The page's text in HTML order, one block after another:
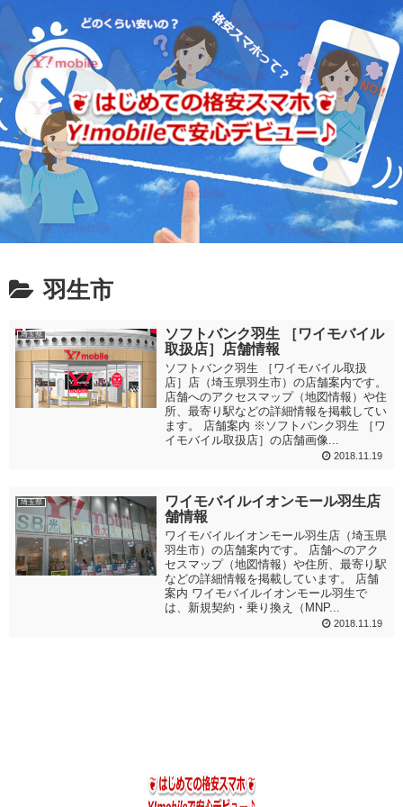
羽生市
埼玉県
ソフトバンク羽生 ［ワイモバイル
取扱店］店舗情報
ソフトバンク羽生 ［ワイモバイル取扱
店］店（埼玉県羽生市）の店舗案内です。
店舗へのアクセスマップ（地図情報）や住
所、最寄り駅などの詳細情報を掲載してい
ます。 店舗案内 ※ソフトバンク羽生 ［ワ
イモバイル取扱店］の店舗画像...
2018.11.19
埼玉県
ワイモバイルイオンモール羽生店
舗情報
ワイモバイルイオンモール羽生店（埼玉県
羽生市）の店舗案内です。 店舗へのアク
セスマップ（地図情報）や住所、最寄り駅
などの詳細情報を掲載しています。 店舗
案内 ワイモバイルイオンモール羽生で
は、新規契約・乗り換え（MNP...
2018.11.19